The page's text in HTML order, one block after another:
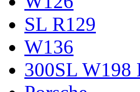
SL R129
W136
300SL W198